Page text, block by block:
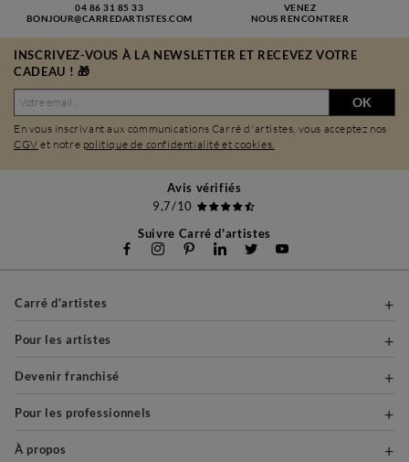
04 86 31 85 33
BONJOUR@CARREDARTISTES.COM
VENEZ
NOUS RENCONTRER
INSCRIVEZ-VOUS À LA NEWSLETTER ET RECEVEZ VOTRE
CADEAU ! 🎁
OK
En vous inscrivant aux communications Carré d'artistes, vous acceptez nos
CGV et notre politique de confidentialité et cookies.
Avis vérifiés
9,7/10
Suivre Carré d'artistes
Carré d'artistes
Pour les artistes
Devenir franchisé
Pour les professionnels
À propos